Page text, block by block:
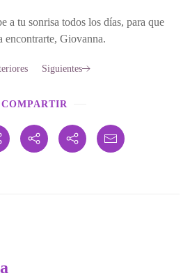
a tu sonrisa todos los días, para que
encontrarte, Giovanna.
Siguientes
COMPARTIR